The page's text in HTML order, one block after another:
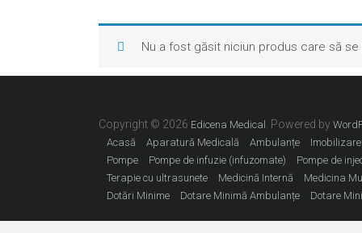
Nu a fost găsit niciun produs care să
Copyright © 2026 Edicena Medical . Powered by
Acasă Aparatură Medicală Ambulanțe
Pompe
Pompe de infuzie (infuzomate) Pompe de
Terapie cu ultrasunete
Medicină Internă Medicina
Dotări Minime
Dotare Minimă Ambulanțe Dotare